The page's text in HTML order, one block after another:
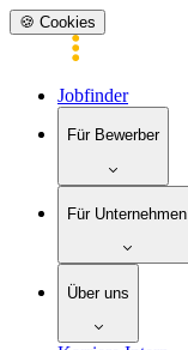
🍪 Cookies
Jobfinder
Für Bewerber
Für Unternehmen
Über uns